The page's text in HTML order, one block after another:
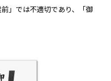
」では不適切であり、「御